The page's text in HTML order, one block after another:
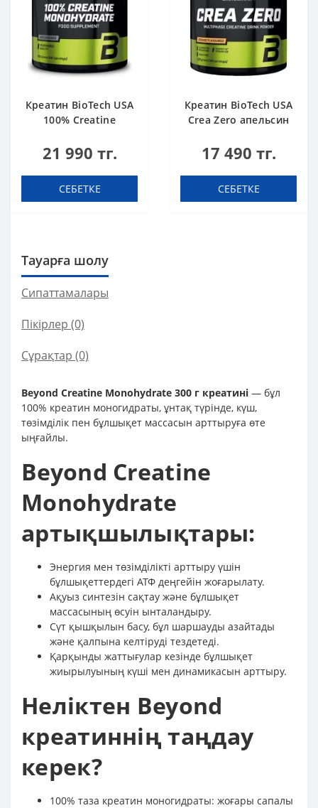
Креатин BioTech USA
100% Creatine
21 990 тг.
СЕБЕТКЕ
Креатин BioTech USA
Crea Zero апельсин
17 490 тг.
СЕБЕТКЕ
Тауарға шолу
Сипаттамалары
Пікірлер (0)
Сұрақтар (0)
Beyond Creatine Monohydrate 300 г креатині — бұл
100% креатин моногидраты, ұнтақ түрінде, күш,
төзімділік пен бұлшықет массасын арттыруға өте
ыңғайлы.
Beyond Creatine
Monohydrate
артықшылықтары:
Энергия мен төзімділікті арттыру үшін
бұлшықеттердегі АТФ деңгейін жоғарылату.
Ақуыз синтезін сақтау және бұлшықет
массасының өсуін ынталандыру.
Сүт қышқылын басу, бұл шаршауды азайтады
және қалпына келтіруді тездетеді.
Қарқынды жаттығулар кезінде бұлшықет
жиырылуының күші мен динамикасын арттыру.
Неліктен Beyond
креатиннің таңдау
керек?
100% таза креатин моногидраты: жоғары сапалы